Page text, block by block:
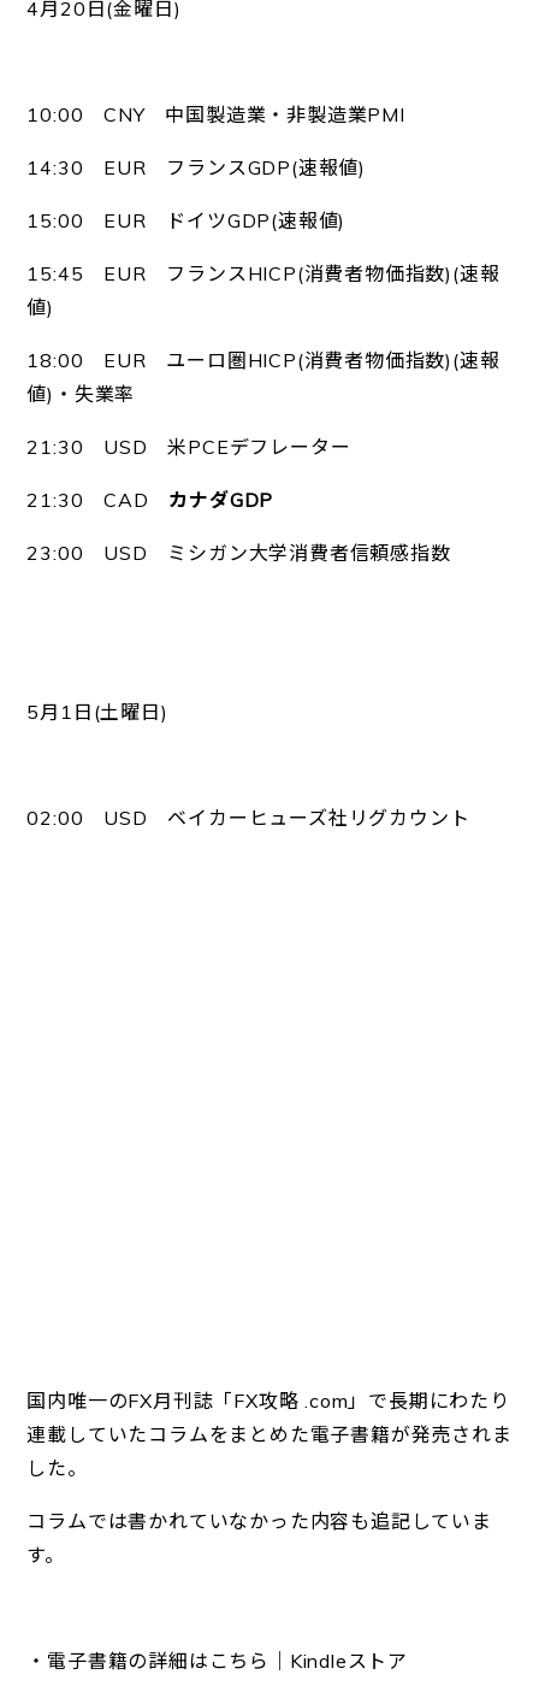
4月20日(金曜日)
10:00 CNY 中国製造業・非製造業PMI
14:30 EUR フランスGDP(速報値)
15:00 EUR ドイツGDP(速報値)
15:45 EUR フランスHICP(消費者物価指数)(速報
値)
18:00 EUR ユーロ圏HICP(消費者物価指数)(速報
値)・失業率
21:30 USD 米PCEデフレーター
21:30 CAD カナダGDP
23:00 USD ミシガン大学消費者信頼感指数
5月1日(土曜日)
02:00 USD ベイカーヒューズ社リグカウント
国内唯一のFX月刊誌「FX攻略 .com」で長期にわたり
連載していたコラムをまとめた電子書籍が発売されま
した。
コラムでは書かれていなかった内容も追記していま
す。
・電子書籍の詳細はこちら｜Kindleストア